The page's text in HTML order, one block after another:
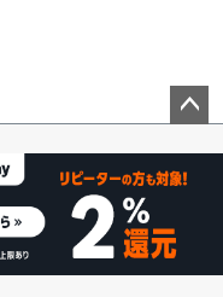
ップ